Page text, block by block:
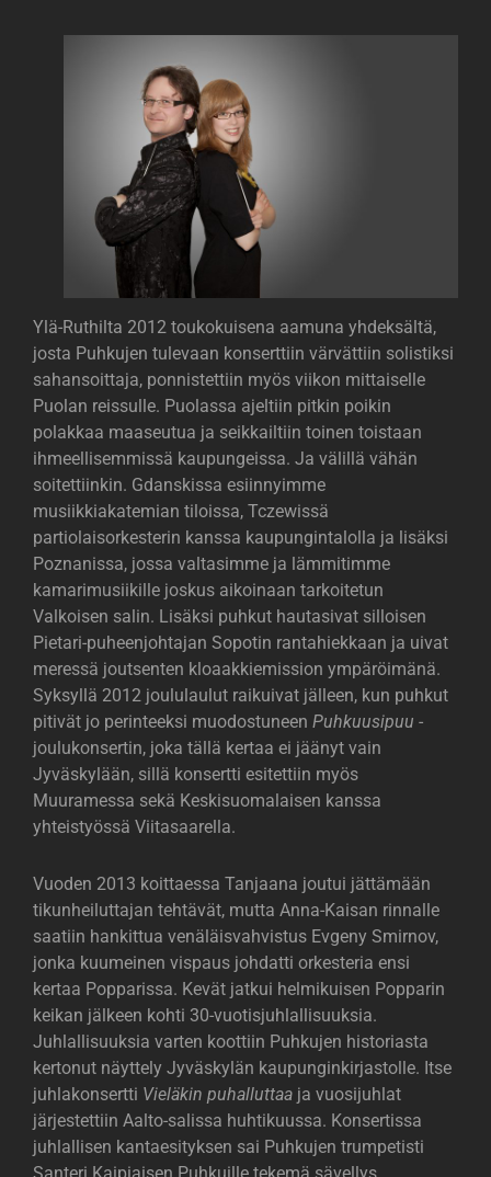
Ylä-Ruthilta 2012 toukokuisena aamuna yhdeksältä,
josta Puhkujen tulevaan konserttiin värvättiin solistiksi
sahansoittaja, ponnistettiin myös viikon mittaiselle
Puolan reissulle. Puolassa ajeltiin pitkin poikin
polakkaa maaseutua ja seikkailtiin toinen toistaan
ihmeellisemmissä kaupungeissa. Ja välillä vähän
soitettiinkin. Gdanskissa esiinnyimme
musiikkiakatemian tiloissa, Tczewissä
partiolaisorkesterin kanssa kaupungintalolla ja lisäksi
Poznanissa, jossa valtasimme ja lämmitimme
kamarimusiikille joskus aikoinaan tarkoitetun
Valkoisen salin. Lisäksi puhkut hautasivat silloisen
Pietari-puheenjohtajan Sopotin rantahiekkaan ja uivat
meressä joutsenten kloaakkiemission ympäröimänä.
Syksyllä 2012 joululaulut raikuivat jälleen, kun puhkut
pitivät jo perinteeksi muodostuneen Puhkuusipuu -
joulukonsertin, joka tällä kertaa ei jäänyt vain
Jyväskylään, sillä konsertti esitettiin myös
Muuramessa sekä Keskisuomalaisen kanssa
yhteistyössä Viitasaarella.
Vuoden 2013 koittaessa Tanjaana joutui jättämään
tikunheiluttajan tehtävät, mutta Anna-Kaisan rinnalle
saatiin hankittua venäläisvahvistus Evgeny Smirnov,
jonka kuumeinen vispaus johdatti orkesteria ensi
kertaa Popparissa. Kevät jatkui helmikuisen Popparin
keikan jälkeen kohti 30-vuotisjuhlallisuuksia.
Juhlallisuuksia varten koottiin Puhkujen historiasta
kertonut näyttely Jyväskylän kaupunginkirjastolle. Itse
juhlakonsertti Vieläkin puhalluttaa ja vuosijuhlat
järjestettiin Aalto-salissa huhtikuussa. Konsertissa
juhlallisen kantaesityksen sai Puhkujen trumpetisti